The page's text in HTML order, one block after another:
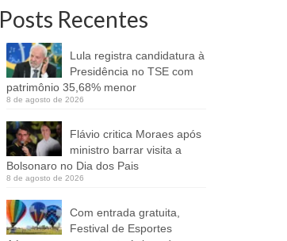
Posts Recentes
Lula registra candidatura à
Presidência no TSE com
patrimônio 35,68% menor
8 de agosto de 2026
Flávio critica Moraes após
ministro barrar visita a
Bolsonaro no Dia dos Pais
8 de agosto de 2026
Com entrada gratuita,
Festival de Esportes